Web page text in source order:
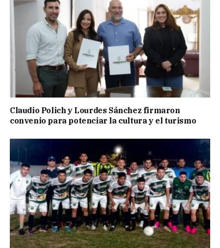
Claudio Polich y Lourdes Sánchez firmaron
convenio para potenciar la cultura y el turismo